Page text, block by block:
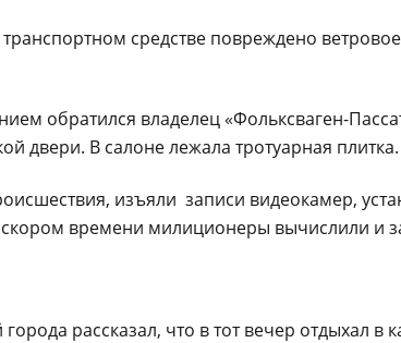
средстве повреждено
обратился владелец «Фольксваген-
двери. В салоне лежала тротуарная плитка.
изъяли записи видеокамер,
времени милиционеры вычислили и
рассказал, что в тот вечер отдыхал в